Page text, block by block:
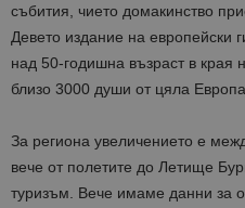
събития, чието домакинство
Девето издание на европейски
над 50-годишна възраст в края
близо 3000 души от цяла
За региона увеличението е
вече от полетите до Летище
туризъм. Вече имаме данни за